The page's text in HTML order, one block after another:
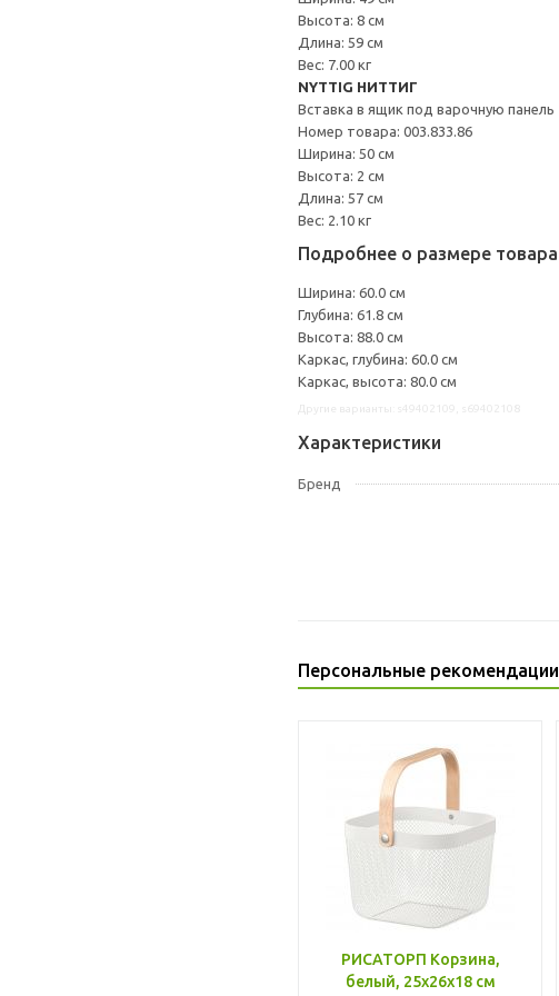
Высота: 8 см
Длина: 59 см
Вес: 7.00 кг
NYTTIG НИТТИГ
Вставка в ящик под варочную панель
Номер товара: 003.833.86
Ширина: 50 см
Высота: 2 см
Длина: 57 см
Вес: 2.10 кг
Подробнее о размере товара
Ширина: 60.0 см
Глубина: 61.8 см
Высота: 88.0 см
Каркас, глубина: 60.0 см
Каркас, высота: 80.0 см
Характеристики
Бренд
Персональные рекомендации
РИСАТОРП Корзина,
белый, 25x26x18 см